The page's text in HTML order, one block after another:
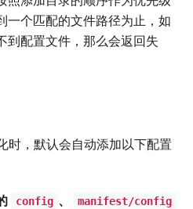
一个匹配的文件路径为止，如
到配置文件，那么会返回失
时，默认会自动添加以下配置
config 、 manifest/config